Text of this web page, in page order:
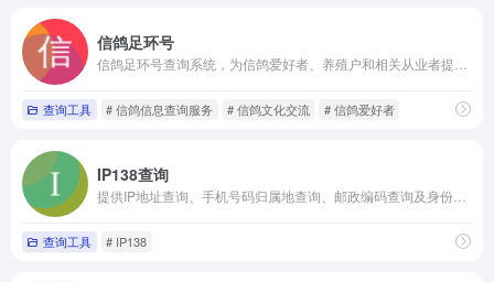
信鸽足环号
查询工具 # 信鸽信息查询服务 # 信鸽文化交流 # 信鸽爱好者
IP138查询
查询工具 # IP138